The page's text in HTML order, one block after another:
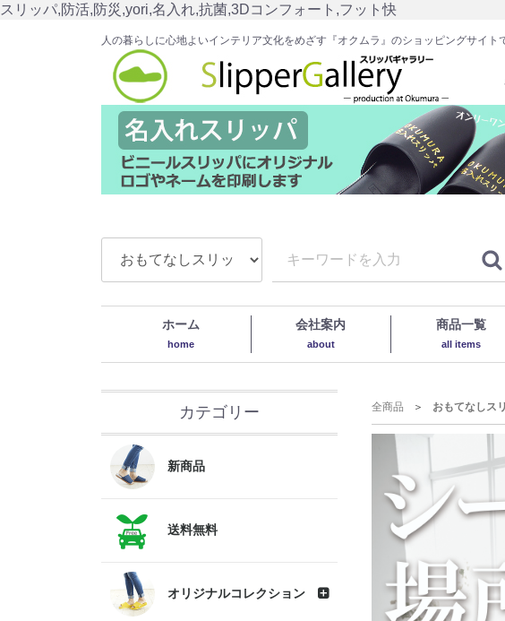
スリッパ,防活,防災,yori,名入れ,抗菌,3Dコンフォート,フット快
人の暮らしに心地よいインテリア文化をめざす『オクムラ』のショッピングサイト
ホーム
home
会社案内
about
商品一覧
all items
カテゴリー
新商品
送料無料
オリジナルコレクション
全商品 おもてなしス